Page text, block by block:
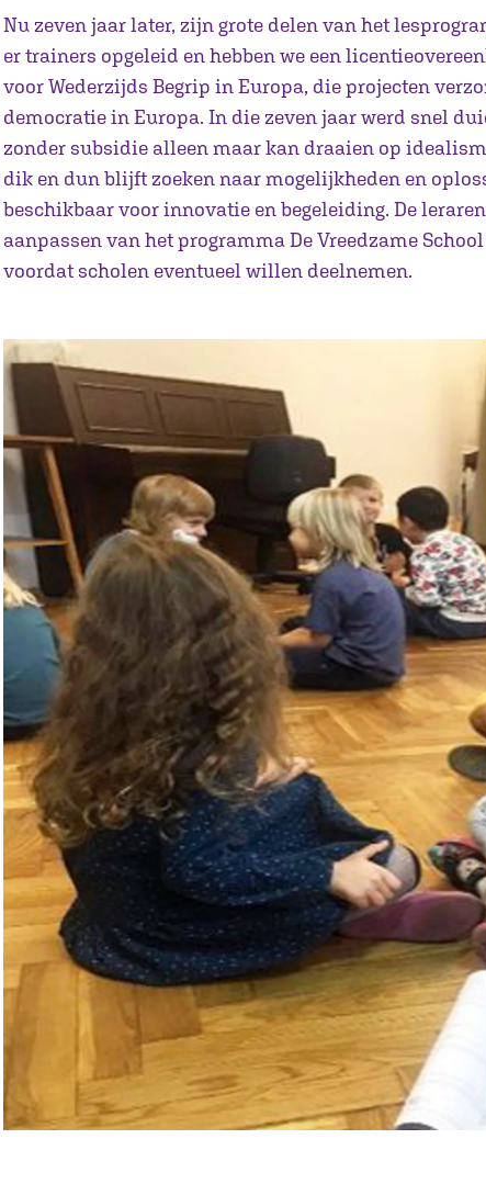
Nu zeven jaar later, zijn grote delen van het
er trainers opgeleid en hebben we een
voor Wederzijds Begrip in Europa, die projecten
democratie in Europa. In die zeven jaar werd snel
zonder subsidie alleen maar kan draaien op
dik en dun blijft zoeken naar mogelijkheden en
beschikbaar voor innovatie en begeleiding. De
aanpassen van het programma De Vreedzame
voordat scholen eventueel willen deelnemen.